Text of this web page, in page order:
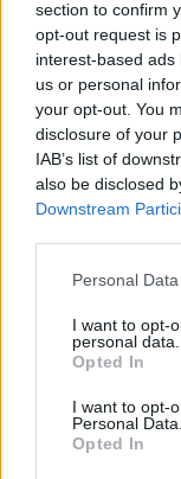
section to confirm
opt-out request is
interest-based
us or personal
your opt-out. You
disclosure of your
IAB’s list of
also be disclosed
Downstream
Personal
I want to opt-
personal data.
Opted In
I want to opt-
Personal Data.
Opted In
Article précédent
Un Père
pleurs : son
laissé sa fille non
dans le coma